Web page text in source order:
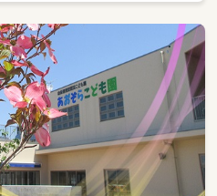
気軽にお問い合わせ下さい♪